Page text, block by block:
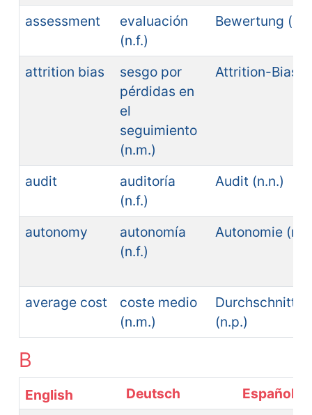
assessment
evaluación
(n.f.)
Bewertung
attrition bias
sesgo por
pérdidas en
el
seguimiento
(n.m.)
Attrition-Bias
audit
auditoría
(n.f.)
Audit (n.n.)
autonomy
autonomía
(n.f.)
Autonomie
average cost
coste medio
(n.m.)
(n.p.)
B
Deutsch
Español